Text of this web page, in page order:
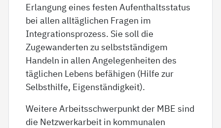
Erlangung eines festen Aufenthaltsstatus
bei allen alltäglichen Fragen im
Integrationsprozess. Sie soll die
Zugewanderten zu selbstständigem
Handeln in allen Angelegenheiten des
täglichen Lebens befähigen (Hilfe zur
Selbsthilfe, Eigenständigkeit).
Weitere Arbeitsschwerpunkt der MBE sind
die Netzwerkarbeit in kommunalen